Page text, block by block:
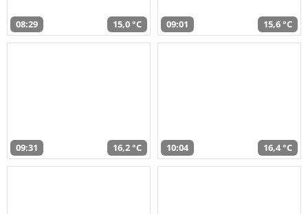
08:29 15,0 °C 09:01 15,6 °C
09:31 16,2 °C 10:04 16,4 °C